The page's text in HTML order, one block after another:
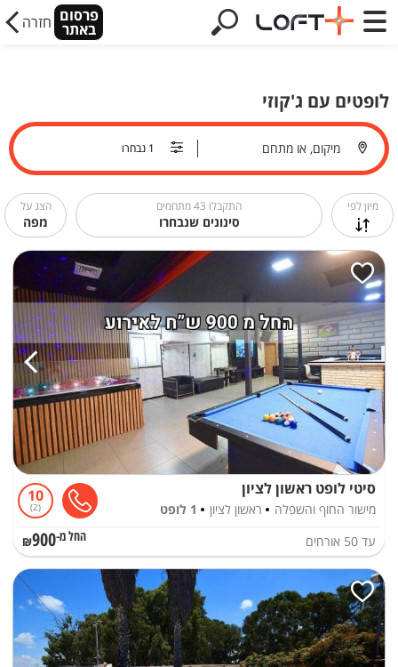
פרסום
באתר חזרה
לופטים עם ג'קוזי
מיקום, או מתחם
מיון לפי התקבלו 43מתחמים
סינונים שנבחרו
הצג על
מפה
סיטי לופט ראשון לציון
מישור החוף והשפלה ראשון לציון 1 לופט
10
2
עד 50 אורחים החל מ-₪900